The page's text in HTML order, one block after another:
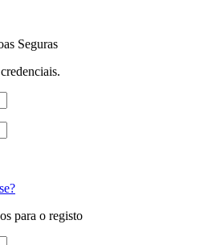
Seguras
para o registo